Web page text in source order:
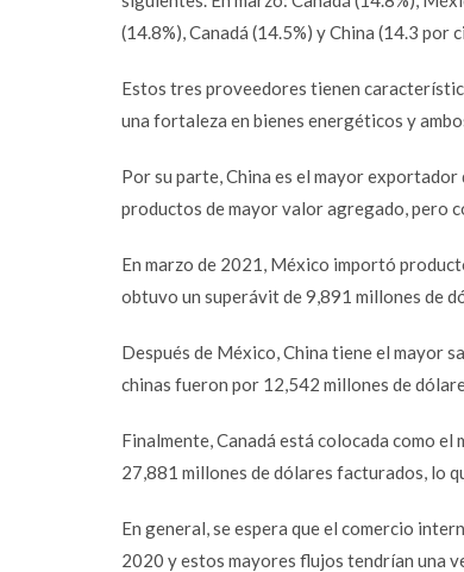
(14.8%), Canadá (14.5%) y China (14.3 por
Estos tres proveedores tienen
una fortaleza en bienes energéticos y
Por su parte, China es el mayor
productos de mayor valor agregado, pero
En marzo de 2021, México importó
obtuvo un superávit de 9,891 millones de
Después de México, China tiene el mayor
chinas fueron por 12,542 millones de
Finalmente, Canadá está colocada como
27,881 millones de dólares facturados, lo
En general, se espera que el comercio
2020 y estos mayores flujos tendrían una